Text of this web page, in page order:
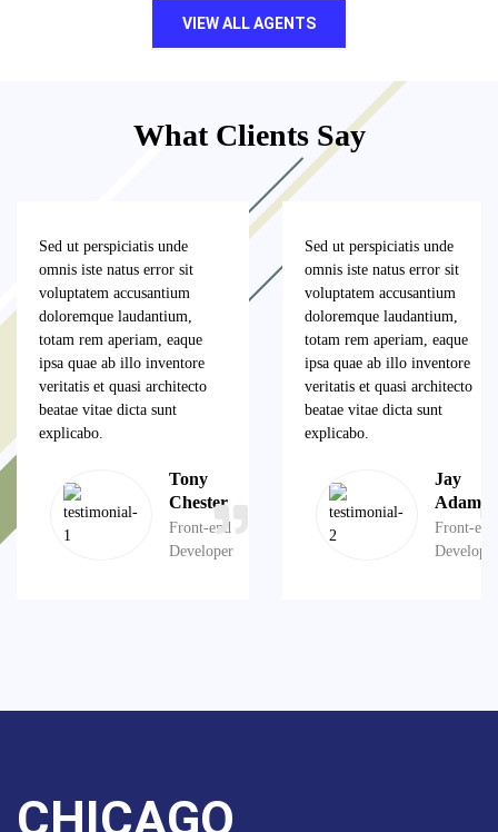
VIEW ALL AGENTS
What Clients Say
Sed ut perspiciatis unde
omnis iste natus error sit
voluptatem accusantium
doloremque laudantium,
totam rem aperiam, eaque
ipsa quae ab illo inventore
veritatis et quasi architecto
beatae vitae dicta sunt
explicabo.
Tony
Chester
Front-end
Developer
Sed ut perspiciatis unde
omnis iste natus error sit
voluptatem accusantium
doloremque laudantium,
totam rem aperiam, eaque
ipsa quae ab illo inventore
veritatis et quasi architecto
beatae vitae dicta sunt
explicabo.
Jay
Adams
Front-end
Developer
CHICAGO